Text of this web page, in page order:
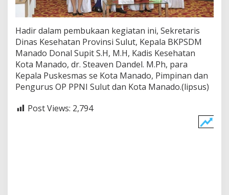
Hadir dalam pembukaan kegiatan ini, Sekretaris
Dinas Kesehatan Provinsi Sulut, Kepala BKPSDM
Manado Donal Supit S.H, M.H, Kadis Kesehatan
Kota Manado, dr. Steaven Dandel. M.Ph, para
Kepala Puskesmas se Kota Manado, Pimpinan dan
Pengurus OP PPNI Sulut dan Kota Manado.(lipsus)
Post Views: 2,794